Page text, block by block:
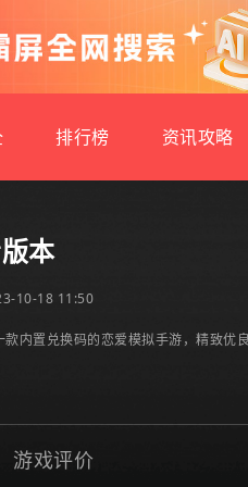
排行榜 资讯攻略
本
10-18 11:50
内置兑换码的恋爱模拟手游，精致
游戏评价